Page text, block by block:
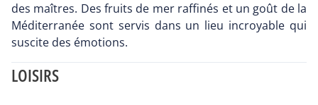
des maîtres. Des fruits de mer raffinés et un goût de la
Méditerranée sont servis dans un lieu incroyable qui
suscite des émotions.
LOISIRS